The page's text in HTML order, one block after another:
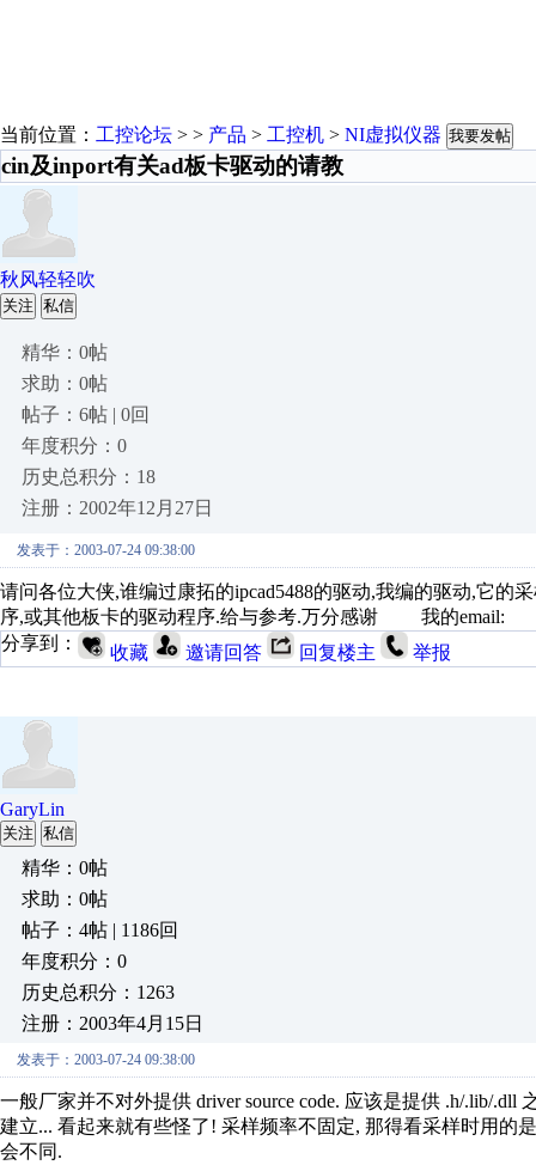
当前位置： 工控论坛 > > 产品 > 工控机 > NI虚拟仪器 我要发帖
cin及inport有关ad板卡驱动的请教
秋风轻轻吹
关注 私信
精华：0帖
求助：0帖
帖子：6帖 | 0回
年度积分：0
历史总积分：18
注册：2002年12月27日
发表于：2003-07-24 09:38:00
请问各位大侠,谁编过康拓的ipcad5488的驱动,我编的驱动,它
序,或其他板卡的驱动程序.给与参考.万分感谢 我的email:
分享到：
收藏 邀请回答 回复楼主 举报
GaryLin
关注 私信
精华：0帖
求助：0帖
帖子：4帖 | 1186回
年度积分：0
历史总积分：1263
注册：2003年4月15日
发表于：2003-07-24 09:38:00
一般厂家并不对外提供 driver source code. 应该是提供 .h/.lib/.dll
建立... 看起来就有些怪了! 采样频率不固定, 那得看采样时用的
会不同.